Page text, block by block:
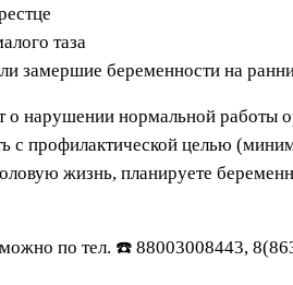
таза
замершие беременности на
о нарушении нормальной работы
с профилактической целью
жизнь, планируете
можно по тел. ☎️ 88003008443,